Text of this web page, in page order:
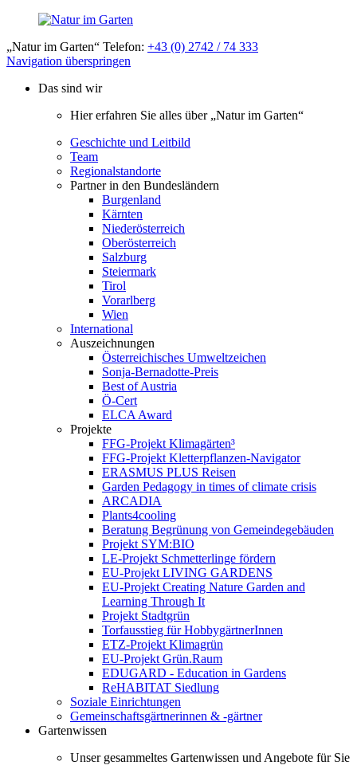
„Natur im Garten“ Telefon: +43 (0) 2742 / 74 333
Navigation überspringen
Das sind wir
Hier erfahren Sie alles über „Natur im Garten“
Geschichte und Leitbild
Team
Regionalstandorte
Partner in den Bundesländern
Burgenland
Kärnten
Niederösterreich
Oberösterreich
Salzburg
Steiermark
Tirol
Vorarlberg
Wien
International
Auszeichnungen
Österreichisches Umweltzeichen
Sonja-Bernadotte-Preis
Best of Austria
Ö-Cert
ELCA Award
Projekte
FFG-Projekt Klimagärten³
FFG-Projekt Kletterpflanzen-Navigator
ERASMUS PLUS Reisen
Garden Pedagogy in times of climate crisis
ARCADIA
Plants4cooling
Beratung Begrünung von Gemeindegebäuden
Projekt SYM:BIO
LE-Projekt Schmetterlinge fördern
EU-Projekt LIVING GARDENS
EU-Projekt Creating Nature Garden and
Learning Through It
Projekt Stadtgrün
Torfausstieg für HobbygärtnerInnen
ETZ-Projekt Klimagrün
EU-Projekt Grün.Raum
EDUGARD - Education in Gardens
ReHABITAT Siedlung
Soziale Einrichtungen
Gemeinschaftsgärtnerinnen & -gärtner
Gartenwissen
Unser gesammeltes Gartenwissen und Angebote für Sie